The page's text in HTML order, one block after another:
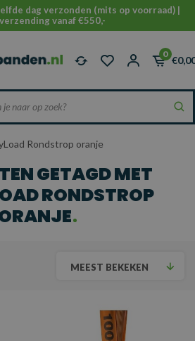
dag verzonden (mits op voorraad) |
vanaf €550,-
0
Rondstrop oranje
GETAGD MET
RONDSTROP
MEEST BEKEKEN